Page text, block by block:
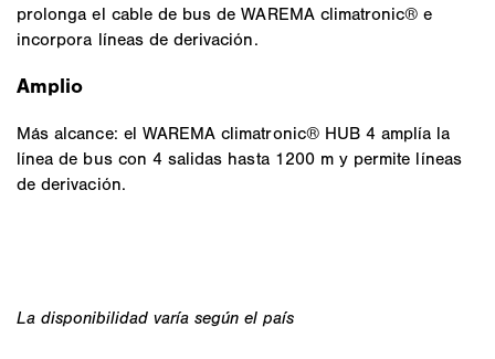
prolonga el cable de bus de WAREMA climatronic® e
incorpora líneas de derivación.
Amplio
Más alcance: el WAREMA climatronic® HUB 4 amplía la
línea de bus con 4 salidas hasta 1200 m y permite líneas
de derivación.